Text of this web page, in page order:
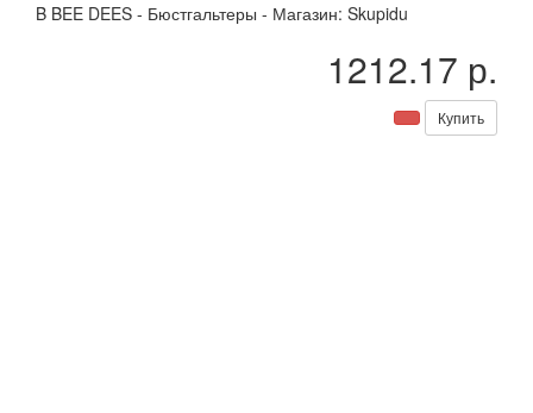
B BEE DEES - Бюстгальтеры - Магазин: Skupidu
1212.17 р.
Купить